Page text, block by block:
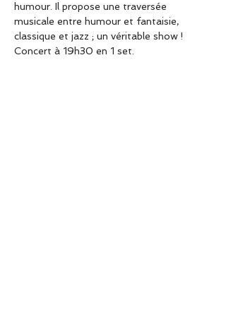
humour. Il propose une traversée
musicale entre humour et fantaisie,
classique et jazz ; un véritable show !
Concert à 19h30 en 1 set.